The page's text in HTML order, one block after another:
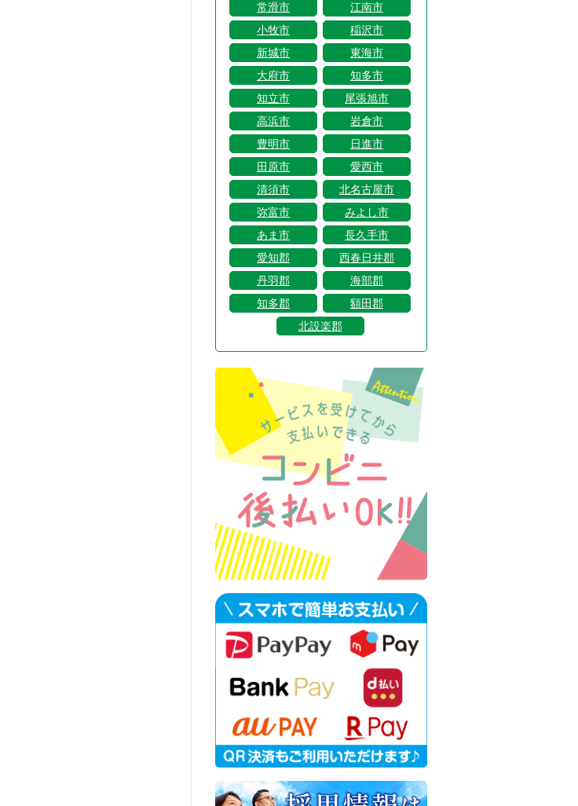
常滑市
江南市
小牧市
稲沢市
新城市
東海市
大府市
知多市
知立市
尾張旭市
高浜市
岩倉市
豊明市
日進市
田原市
愛西市
清須市
北名古屋市
弥富市
みよし市
あま市
長久手市
愛知郡
西春日井郡
丹羽郡
海部郡
知多郡
額田郡
北設楽郡